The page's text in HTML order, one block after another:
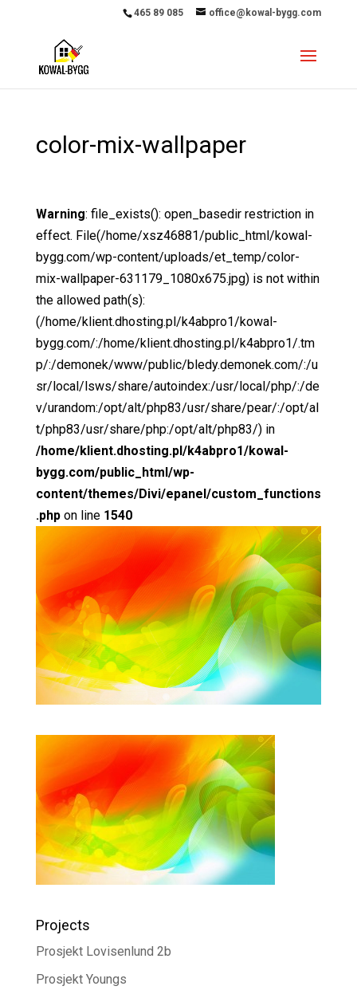
465 89 085 office@kowal-bygg.com
color-mix-wallpaper
Warning: file_exists(): open_basedir restriction in
effect. File(/home/xsz46881/public_html/kowal-
bygg.com/wp-content/uploads/et_temp/color-
mix-wallpaper-631179_1080x675.jpg) is not within
the allowed path(s):
(/home/klient.dhosting.pl/k4abpro1/kowal-
bygg.com/:/home/klient.dhosting.pl/k4abpro1/.tm
p/:/demonek/www/public/bledy.demonek.com/:/u
sr/local/lsws/share/autoindex:/usr/local/php/:/de
v/urandom:/opt/alt/php83/usr/share/pear/:/opt/al
t/php83/usr/share/php:/opt/alt/php83/) in
/home/klient.dhosting.pl/k4abpro1/kowal-
bygg.com/public_html/wp-
content/themes/Divi/epanel/custom_functions
.phpon line 1540
Projects
Prosjekt Lovisenlund 2b
Prosjekt Youngs